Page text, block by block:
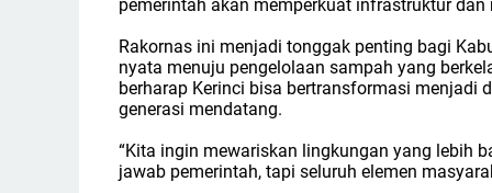
pemerintah akan memperkuat infrastruktur dan
Rakornas ini menjadi tonggak penting bagi
nyata menuju pengelolaan sampah yang
berharap Kerinci bisa bertransformasi menjadi
generasi mendatang.
“Kita ingin mewariskan lingkungan yang lebih
jawab pemerintah, tapi seluruh elemen